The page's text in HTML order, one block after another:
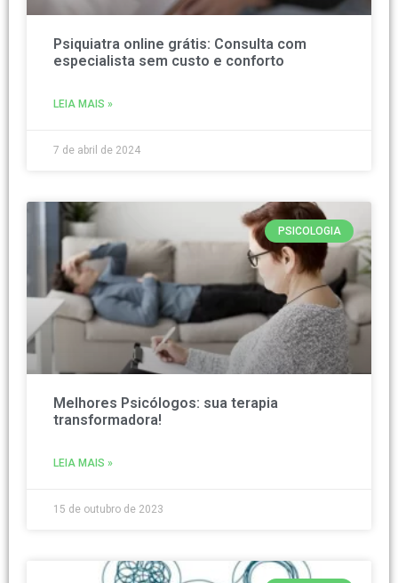
Psiquiatra online grátis: Consulta com
especialista sem custo e conforto
LEIA MAIS »
7 de abril de 2024
PSICOLOGIA
Melhores Psicólogos: sua terapia
transformadora!
LEIA MAIS »
15 de outubro de 2023